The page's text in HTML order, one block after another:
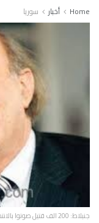
Home أخبار سوريا
جنبلاط: 200 الف قتيل صوتوا بالانتخابات.. والسوريون بايعوا الاسد على اشلاء الضحايا